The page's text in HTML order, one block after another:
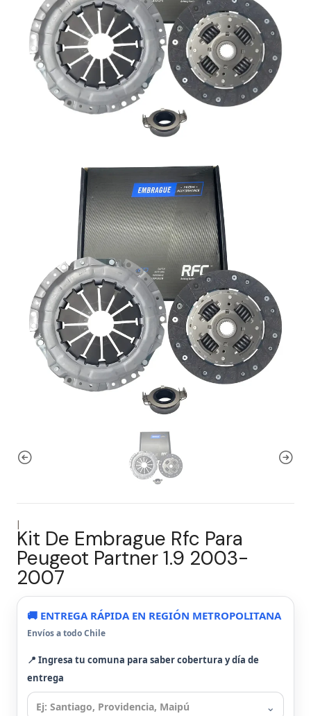
|
Kit De Embrague Rfc Para
Peugeot Partner 1.9 2003-
2007
🚚 ENTREGA RÁPIDA EN REGIÓN METROPOLITANA
Envíos a todo Chile
📍 Ingresa tu comuna para saber cobertura y día de
entrega
⌄